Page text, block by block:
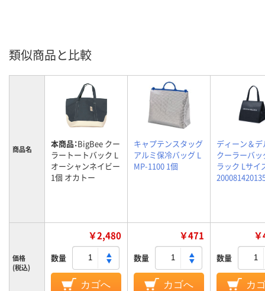
類似商品と比較
商品名 本商品：BigBee クー
ラートートバック L
オーシャンネイビー
1個 オカトー
キャプテンスタッグ
アルミ保冷バッグ L
MP-1100 1個
ディーン＆
クーラーバッ
ラック Lサイ
価格
(税込)
￥2,480
数量
カゴへ
￥471
数量
カゴへ
数量
カ